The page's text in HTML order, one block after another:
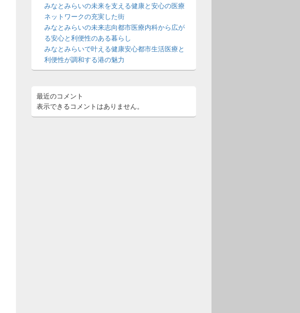
みなとみらいの未来を支える健康と安心の医療
ネットワークの充実した街
みなとみらいの未来志向都市医療内科から広が
る安心と利便性のある暮らし
みなとみらいで叶える健康安心都市生活医療と
利便性が調和する港の魅力
最近のコメント
表示できるコメントはありません。